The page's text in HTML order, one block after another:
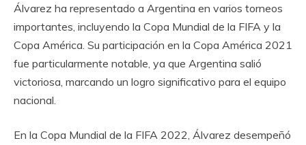
Álvarez ha representado a Argentina en varios torneos
importantes, incluyendo la Copa Mundial de la FIFA y la
Copa América. Su participación en la Copa América 2021
fue particularmente notable, ya que Argentina salió
victoriosa, marcando un logro significativo para el equipo
nacional.
En la Copa Mundial de la FIFA 2022, Álvarez desempeñó